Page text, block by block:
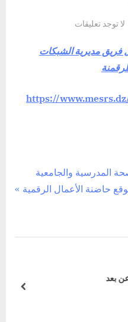
لا توجد تعليقاتعلى
المنصات
فريق مديرية الشبكات
https://
المدرسية والجامعية
حاضنة الأعمال الرقمية
بعد
prev